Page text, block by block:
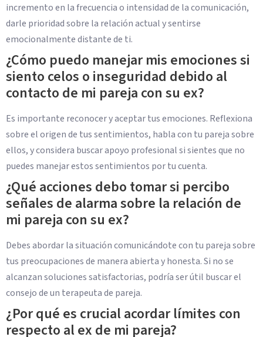
incremento en la frecuencia o intensidad de la comunicación,
darle prioridad sobre la relación actual y sentirse
emocionalmente distante de ti.
¿Cómo puedo manejar mis emociones si
siento celos o inseguridad debido al
contacto de mi pareja con su ex?
Es importante reconocer y aceptar tus emociones. Reflexiona
sobre el origen de tus sentimientos, habla con tu pareja sobre
ellos, y considera buscar apoyo profesional si sientes que no
puedes manejar estos sentimientos por tu cuenta.
¿Qué acciones debo tomar si percibo
señales de alarma sobre la relación de
mi pareja con su ex?
Debes abordar la situación comunicándote con tu pareja sobre
tus preocupaciones de manera abierta y honesta. Si no se
alcanzan soluciones satisfactorias, podría ser útil buscar el
consejo de un terapeuta de pareja.
¿Por qué es crucial acordar límites con
respecto al ex de mi pareja?